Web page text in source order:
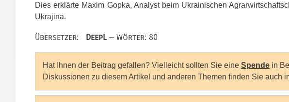
Dies erklärte Maxim Gopka, Analyst beim Ukrainischen
Ukrajina.
Übersetzer: DeepL— Wörter: 80
Hat Ihnen der Beitrag gefallen? Vielleicht sollten Sie eine Spende in
Diskussionen zu diesem Artikel und anderen Themen finden Sie auch